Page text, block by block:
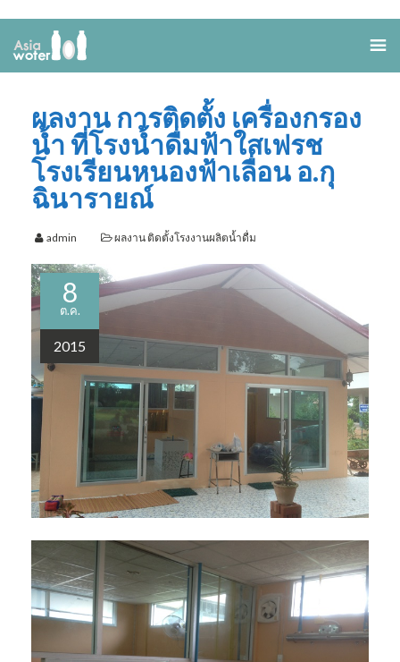
ผลงาน การติดตั้ง เครื่องกรอง
น้ำ ที่โรงน้ำดื่มฟ้าใสเฟรช
โรงเรียนหนองฟ้าเลื่อน อ.กุ
ฉินารายณ์
admin ผลงาน ติดตั้งโรงงานผลิตน้ำดื่ม
8
ต.ค.
2015